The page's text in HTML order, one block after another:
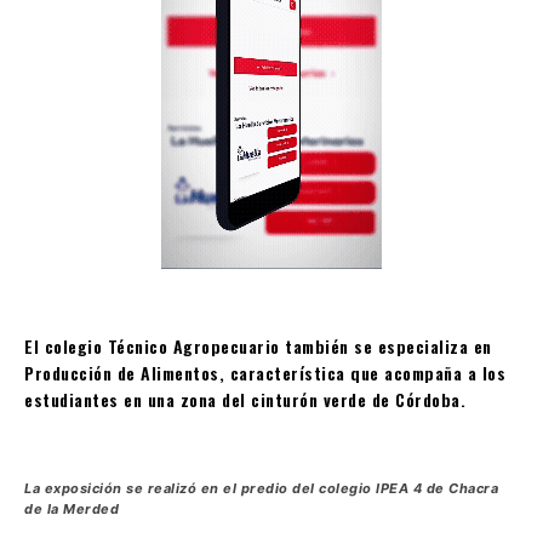
El colegio Técnico Agropecuario también se especializa en
Producción de Alimentos, característica que acompaña a los
estudiantes en una zona del cinturón verde de Córdoba.
La exposición se realizó en el predio del colegio IPEA 4 de Chacra
de la Merded